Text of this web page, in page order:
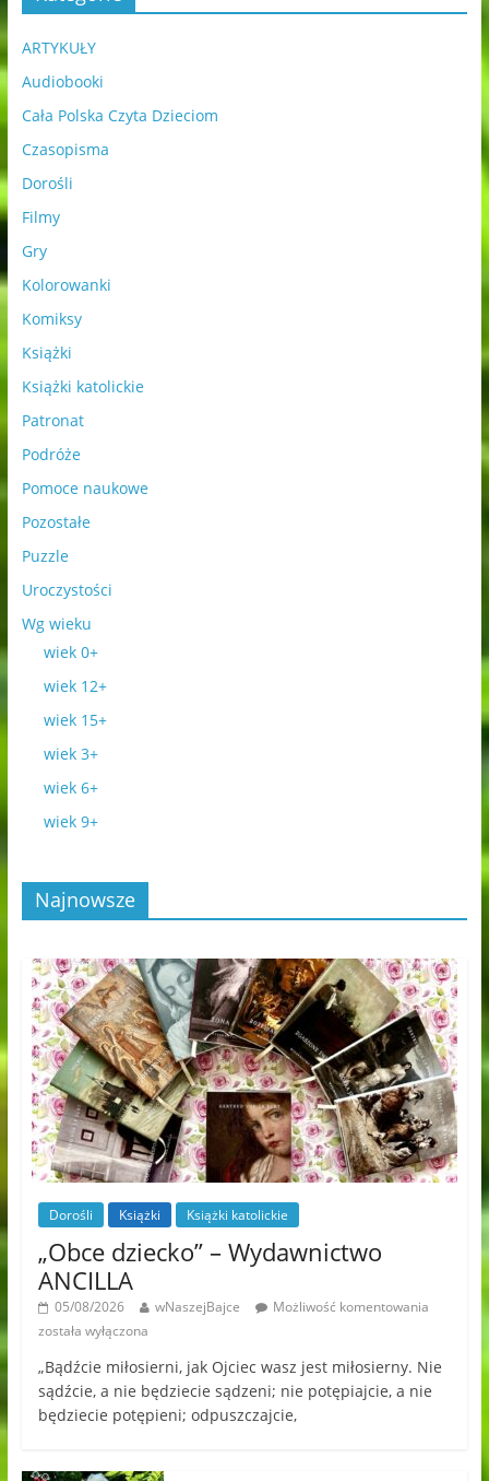
ARTYKUŁY
Audiobooki
Cała Polska Czyta Dzieciom
Czasopisma
Dorośli
Filmy
Gry
Kolorowanki
Komiksy
Książki
Książki katolickie
Patronat
Podróże
Pomoce naukowe
Pozostałe
Puzzle
Uroczystości
Wg wieku
wiek 0+
wiek 12+
wiek 15+
wiek 3+
wiek 6+
wiek 9+
Najnowsze
Dorośli Książki Książki katolickie
„Obce dziecko” – Wydawnictwo
ANCILLA
05/08/2026 wNaszejBajce
Możliwość komentowania
została wyłączona
„Bądźcie miłosierni, jak Ojciec wasz jest miłosierny. Nie
sądźcie, a nie będziecie sądzeni; nie potępiajcie, a nie
będziecie potępieni; odpuszczajcie,